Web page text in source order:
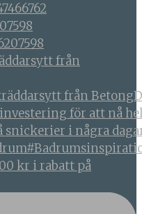
från
kr i rabatt på